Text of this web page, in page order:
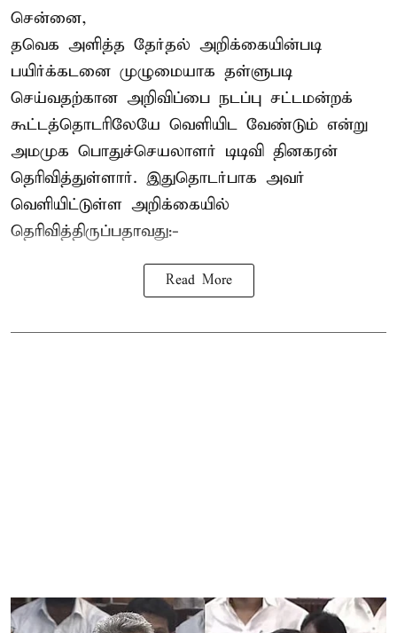
சென்னை,
தவெக அளித்த தேர்தல் அறிக்கையின்படி
பயிர்க்கடனை முழுமையாக தள்ளுபடி
செய்வதற்கான அறிவிப்பை நடப்பு சட்டமன்றக்
கூட்டத்தொடரிலேயே வெளியிட வேண்டும் என்று
அமமுக பொதுச்செயலாளர் டிடிவி தினகரன்
தெரிவித்துள்ளார். இதுதொடர்பாக அவர்
வெளியிட்டுள்ள அறிக்கையில்
தெரிவித்திருப்பதாவது:-
Read More